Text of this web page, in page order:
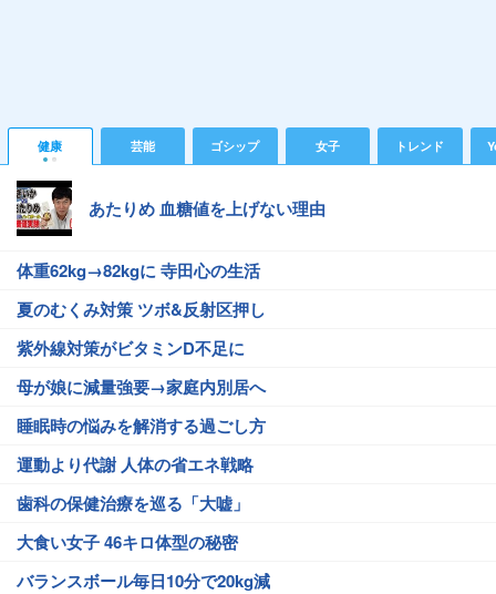
健康 芸能 ゴシップ 女子 トレンド
あたりめ 血糖値を上げない理由
体重62kg→82kgに 寺田心の生活
夏のむくみ対策 ツボ&反射区押し
紫外線対策がビタミンD不足に
母が娘に減量強要→家庭内別居へ
睡眠時の悩みを解消する過ごし方
運動より代謝 人体の省エネ戦略
歯科の保健治療を巡る「大嘘」
大食い女子 46キロ体型の秘密
バランスボール毎日10分で20kg減